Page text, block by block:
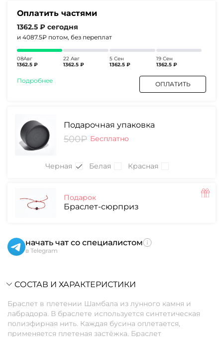
Оплатить частями
1362.5 ₽ сегодня
и 4087.5₽ потом, без переплат
08Авг
1362.5 ₽
22 Авг
1362.5 ₽
5 Сен
1362.5 ₽
19 Сен
1362.5 ₽
Подробнее ОПЛАТИТЬ
Подарочная упаковка
500₽ Бесплатно
Черная Белая Красная
Подарок
Браслет-сюрприз
начать чат со специалистом
в Telegram
СОСТАВ И ХАРАКТЕРИСТИКИ
Браслет в плетении Шамбала из лунного камня и
лабрадора. В браслете используется синтетическая
полиэфирная нить. Каждая бусина оплетается,
применяется плетеная застёжка. Браслет